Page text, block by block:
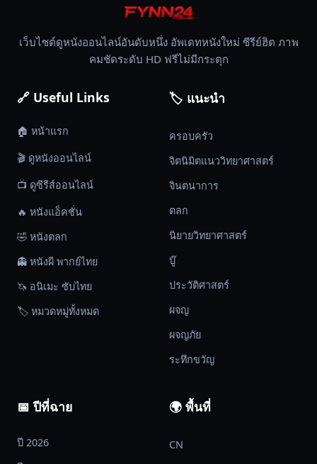
สงคราม,
เว็บไซต์ดูหนังออนไลน์อันดับหนึ่ง อัพเดทหนังใหม่ ซีรีย์ฮิต ภาพ
คมชัดระดับ HD ฟรีไม่มีกระตุก
🔗 Useful Links
🏠 หน้าแรก
🎬 ดูหนังออนไลน์
📺 ดูซีรีส์ออนไลน์
🔥 หนังแอ็คชั่น
🤣 หนังตลก
👻 หนังผี พากย์ไทย
🦄 อนิเมะ ซับไทย
🏷️ หมวดหมู่ทั้งหมด
🏷️ แนะนำ
ครอบครัว
จิตนิมิตแนววิทยาศาสตร์
จินตนาการ
ตลก
นิยายวิทยาศาสตร์
บู๊
ประวัติศาสตร์
ผจญ
ผจญภัย
ระทึกขวัญ
📅 ปีที่ฉาย
ปี 2026
🌍 พื้นที่
CN